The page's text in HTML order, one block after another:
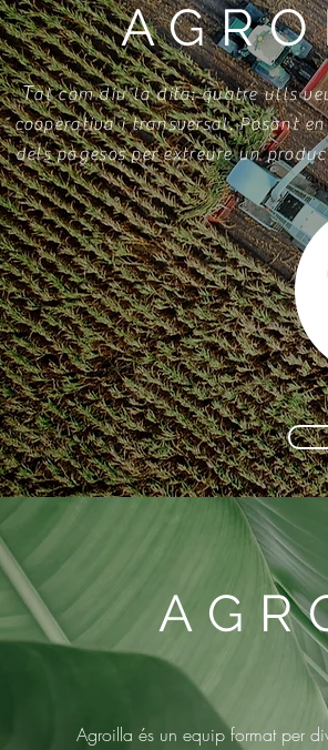
AGRO
Tal com diu la dita: quatre ulls
cooperativa i transversal. Posant
dels pagesos per extreure un
Agroilla és un equip format per